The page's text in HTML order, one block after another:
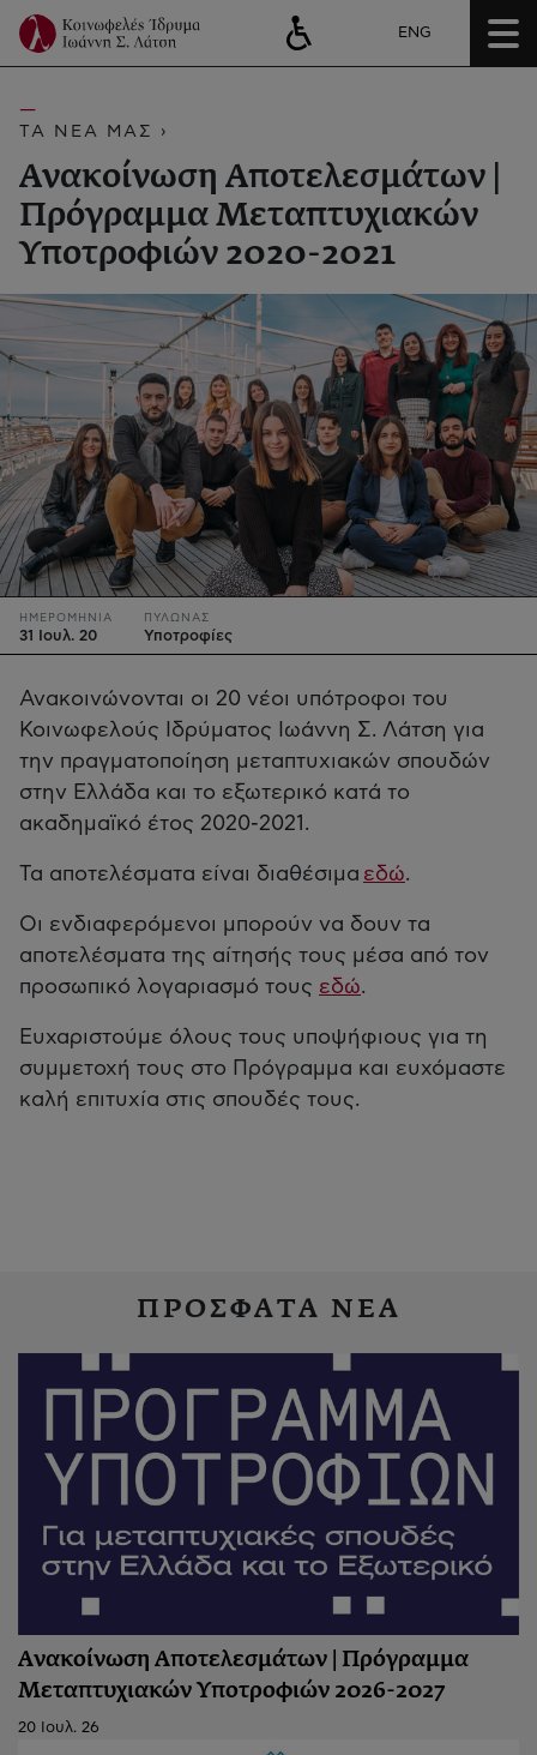
ENG
ΤΑ ΝΕΑ ΜΑΣ ›
Ανακοίνωση Αποτελεσμάτων |
Πρόγραμμα Μεταπτυχιακών
Υποτροφιών 2020-2021
ΗΜΕΡΟΜΗΝΙΑ
31 Ιουλ. 20
ΠΥΛΩΝΑΣ
Υποτροφίες
Ανακοινώνονται οι 20 νέοι υπότροφοι του
Κοινωφελούς Ιδρύματος Ιωάννη Σ. Λάτση για
την πραγματοποίηση μεταπτυχιακών σπουδών
στην Ελλάδα και το εξωτερικό κατά το
ακαδημαϊκό έτος 2020-2021.
Τα αποτελέσματα είναι διαθέσιμα εδώ.
Οι ενδιαφερόμενοι μπορούν να δουν τα
αποτελέσματα της αίτησής τους μέσα από τον
προσωπικό λογαριασμό τους εδώ.
Ευχαριστούμε όλους τους υποψήφιους για τη
συμμετοχή τους στο Πρόγραμμα και ευχόμαστε
καλή επιτυχία στις σπουδές τους.
ΠΡΟΣΦΑΤΑ ΝΕΑ
Ανακοίνωση Αποτελεσμάτων | Πρόγραμμα
Μεταπτυχιακών Υποτροφιών 2026-2027
20 Ιουλ. 26